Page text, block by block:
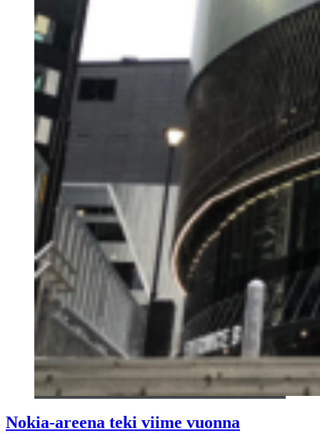
Nokia-areena teki viime vuonna